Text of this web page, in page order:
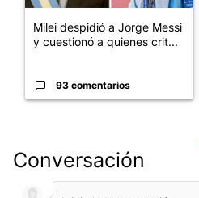
Milei despidió a Jorge Messi
y cuestionó a quienes crit...
93 comentarios
Conversación